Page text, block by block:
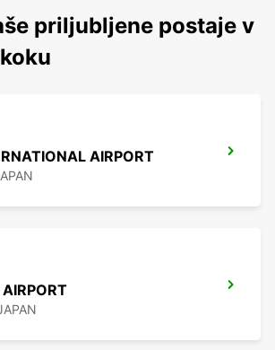
priljubljene postaje v
AIRPORT